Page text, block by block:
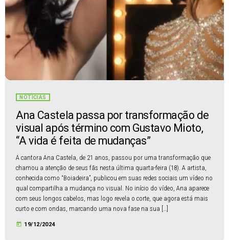
NOTÍCIAS
Ana Castela passa por transformação de
visual após término com Gustavo Mioto,
“A vida é feita de mudanças”
A cantora Ana Castela, de 21 anos, passou por uma transformação que
chamou a atenção de seus fãs nesta última quarta-feira (18). A artista,
conhecida como “Boiadeira”, publicou em suas redes sociais um vídeo no
qual compartilha a mudança no visual. No início do vídeo, Ana aparece
com seus longos cabelos, mas logo revela o corte, que agora está mais
curto e com ondas, marcando uma nova fase na sua […]
today 19/12/2024